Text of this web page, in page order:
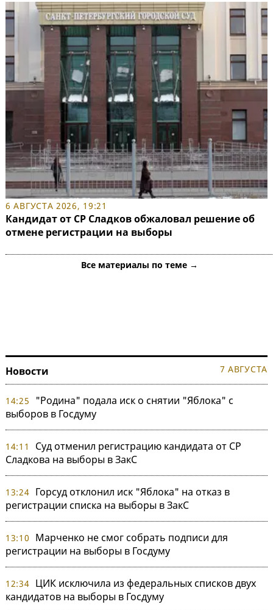
6 АВГУСТА 2026, 19:21
Кандидат от СР Сладков обжаловал решение об
отмене регистрации на выборы
Все материалы по теме →
Новости 7 АВГУСТА
14:25
"Родина" подала иск о снятии "Яблока" с
выборов в Госдуму
14:11
Суд отменил регистрацию кандидата от СР
Сладкова на выборы в ЗакС
13:24 Горсуд отклонил иск "Яблока" на отказ в
регистрации списка на выборы в ЗакС
13:10
Марченко не смог собрать подписи для
регистрации на выборы в Госдуму
12:34 ЦИК исключила из федеральных списков двух
кандидатов на выборы в Госдуму